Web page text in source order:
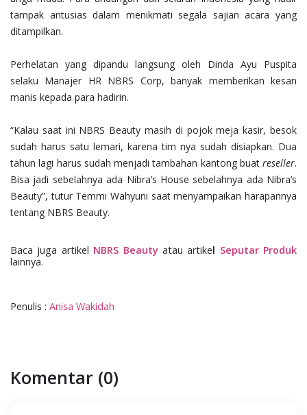
tampak antusias dalam menikmati segala sajian acara yang
ditampilkan.
Perhelatan yang dipandu langsung oleh Dinda Ayu Puspita
selaku Manajer HR NBRS Corp, banyak memberikan kesan
manis kepada para hadirin.
“Kalau saat ini NBRS Beauty masih di pojok meja kasir, besok
sudah harus satu lemari, karena tim nya sudah disiapkan. Dua
tahun lagi harus sudah menjadi tambahan kantong buat reseller.
Bisa jadi sebelahnya ada Nibra’s House sebelahnya ada Nibra’s
Beauty”, tutur Temmi Wahyuni saat menyampaikan harapannya
tentang NBRS Beauty.
Baca juga artikel NBRS Beautyatau artikel Seputar Produk
lainnya.
Penulis : Anisa Wakidah
Komentar (0)